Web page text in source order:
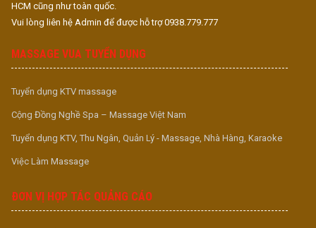
HCM cũng như toàn quốc.
Vui lòng liên hệ Admin để được hỗ trợ 0938.779.777
MASSAGE VUA TUYỂN DỤNG
Tuyển dụng KTV massage
Cộng Đồng Nghề Spa – Massage Việt Nam
Tuyển dụng KTV, Thu Ngân, Quản Lý - Massage, Nhà Hàng, Karaoke
Việc Làm Massage
ĐƠN VỊ HỢP TÁC QUẢNG CÁO